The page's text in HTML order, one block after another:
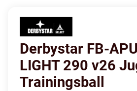
Derbystar FB-
LIGHT 290 v26
Trainingsball